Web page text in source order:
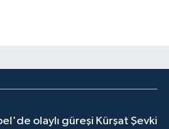
olaylı güreşi Kürşat Şevki